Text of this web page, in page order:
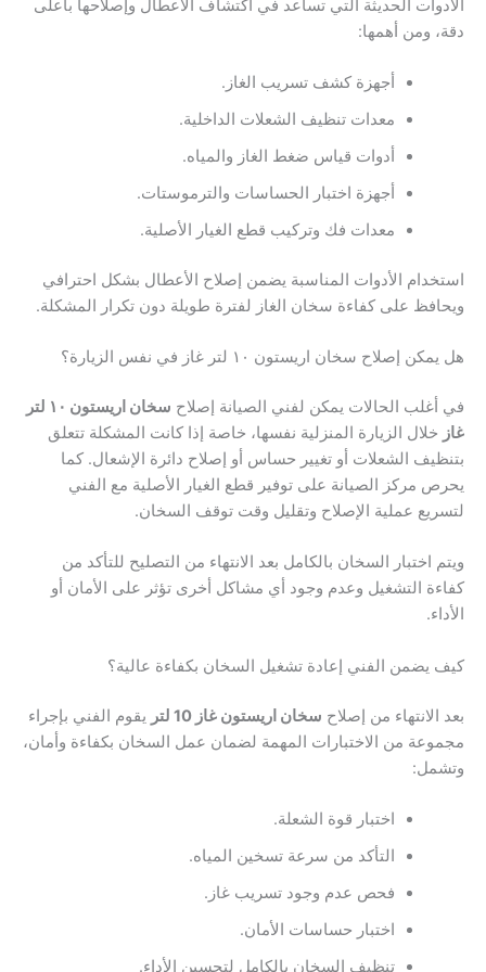
الأدوات الحديثة التي تساعد في اكتشاف الأعطال وإصلاحها بأعلى
دقة، ومن أهمها:
أجهزة كشف تسريب الغاز.
معدات تنظيف الشعلات الداخلية.
أدوات قياس ضغط الغاز والمياه.
أجهزة اختبار الحساسات والترموستات.
معدات فك وتركيب قطع الغيار الأصلية.
استخدام الأدوات المناسبة يضمن إصلاح الأعطال بشكل احترافي
ويحافظ على كفاءة سخان الغاز لفترة طويلة دون تكرار المشكلة.
هل يمكن إصلاح سخان اريستون ١٠ لتر غاز في نفس الزيارة؟
في أغلب الحالات يمكن لفني الصيانة إصلاح
سخان اريستون ١٠ لتر
غاز خلال الزيارة المنزلية نفسها، خاصة إذا كانت المشكلة تتعلق
بتنظيف الشعلات أو تغيير حساس أو إصلاح دائرة الإشعال. كما
يحرص مركز الصيانة على توفير قطع الغيار الأصلية مع الفني
لتسريع عملية الإصلاح وتقليل وقت توقف السخان.
ويتم اختبار السخان بالكامل بعد الانتهاء من التصليح للتأكد من
كفاءة التشغيل وعدم وجود أي مشاكل أخرى تؤثر على الأمان أو
الأداء.
كيف يضمن الفني إعادة تشغيل السخان بكفاءة عالية؟
بعد الانتهاء من إصلاح سخان اريستون غاز 10 لتر
يقوم الفني بإجراء
مجموعة من الاختبارات المهمة لضمان عمل السخان بكفاءة وأمان،
وتشمل:
اختبار قوة الشعلة.
التأكد من سرعة تسخين المياه.
فحص عدم وجود تسريب غاز.
اختبار حساسات الأمان.
تنظيف السخان بالكامل لتحسين الأداء.